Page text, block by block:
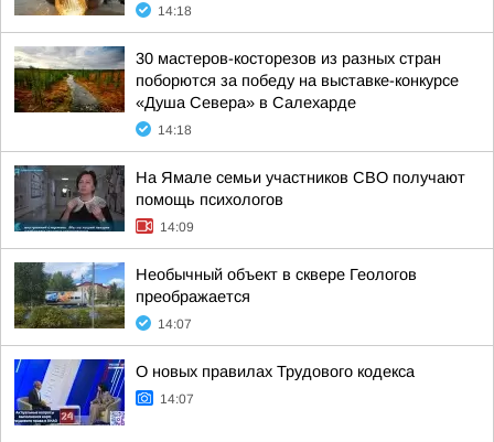
14:18
30 мастеров-косторезов из разных стран
поборются за победу на выставке-конкурсе
«Душа Севера» в Салехарде
14:18
На Ямале семьи участников СВО получают
помощь психологов
14:09
Необычный объект в сквере Геологов
преображается
14:07
О новых правилах Трудового кодекса
14:07